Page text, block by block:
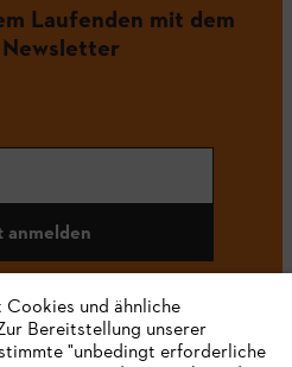
Laufenden mit dem
Newsletter
anmelden
#STIHL
und ähnliche
Bereitstellung unserer
"unbedingt erforderliche